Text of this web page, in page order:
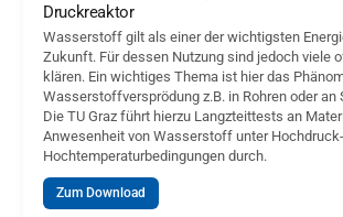
Druckreaktor
Wasserstoff gilt als einer der wichtigsten
Zukunft. Für dessen Nutzung sind jedoch viele
klären. Ein wichtiges Thema ist hier das
Wasserstoffversprödung z.B. in Rohren oder an
Die TU Graz führt hierzu Langzteittests an
Anwesenheit von Wasserstoff unter
Hochtemperaturbedingungen durch.
Zum Download